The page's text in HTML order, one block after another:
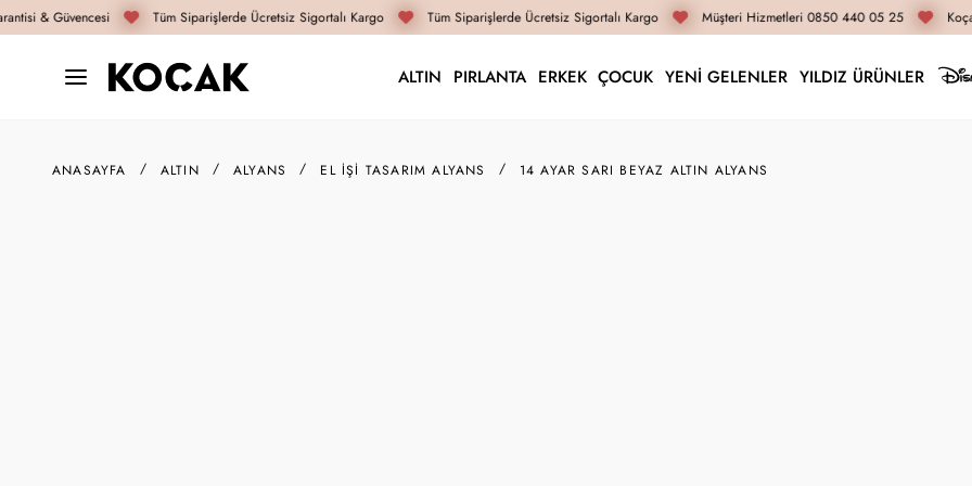
& Güvencesi Tüm Siparişlerde Ücretsiz Sigortalı Kargo Tüm Siparişlerde Ücretsiz Sigortalı Kargo Müşteri Hizmetleri 0850 440 05 25
ALTIN PIRLANTA ERKEK ÇOCUK YENİ GELENLER YILDIZ ÜRÜNLER
ANASAYFA ALTIN ALYANS EL İŞI TASARIM ALYANS 14 AYAR SARI BEYAZ ALTIN ALYANS